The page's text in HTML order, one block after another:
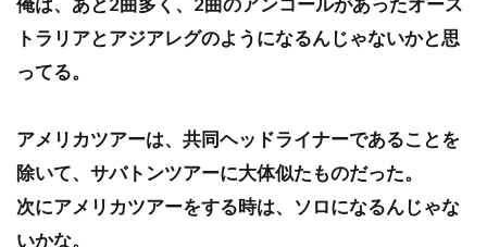
トラリアとアジアレグのようになるんじゃないかと思
ってる。
アメリカツアーは、共同ヘッドライナーであることを
除いて、サバトンツアーに大体似たものだった。
次にアメリカツアーをする時は、ソロになるんじゃな
いかな。